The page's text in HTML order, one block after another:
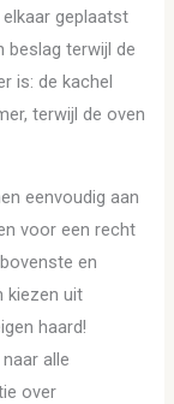
geplaatst
beslag terwijl de
is: de kachel
terwijl de oven
eenvoudig aan
voor een recht
en
kiezen uit
haard!
alle
over